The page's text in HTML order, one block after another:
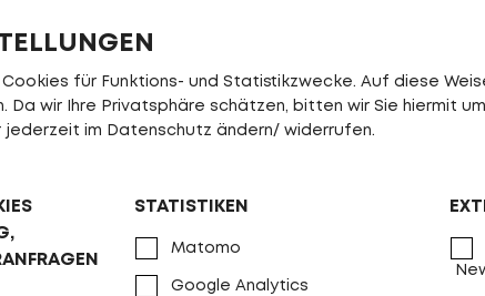
für Funktions- und Statistikzwecke. Auf diese
Da wir Ihre Privatsphäre schätzen, bitten wir Sie hiermit um
jederzeit im Datenschutz ändern/ widerrufen.
STATISTIKEN
Matomo
Google Analytics